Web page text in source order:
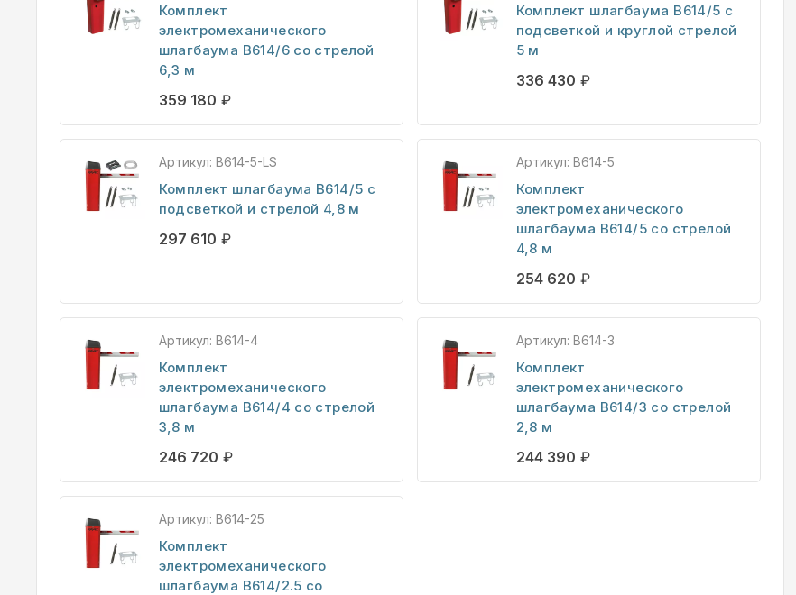
Комплект
электромеханического
шлагбаума B614/6 со стрелой
6,3 м
359 180 ₽
Комплект шлагбаума B614/5 с
подсветкой и круглой стрелой
5 м
336 430 ₽
Артикул: B614-5-LS
Комплект шлагбаума B614/5 с
подсветкой и стрелой 4,8 м
297 610 ₽
Артикул: B614-5
Комплект
электромеханического
шлагбаума B614/5 со стрелой
4,8 м
254 620 ₽
Артикул: B614-4
Комплект
электромеханического
шлагбаума B614/4 со стрелой
3,8 м
246 720 ₽
Артикул: B614-3
Комплект
электромеханического
шлагбаума B614/3 со стрелой
2,8 м
244 390 ₽
Артикул: B614-25
Комплект
электромеханического
шлагбаума B614/2.5 со